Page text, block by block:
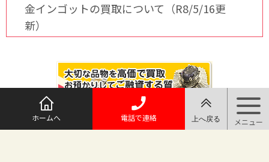
金インゴットの買取について（R8/5/16更
新）
ホームへ 電話で連絡